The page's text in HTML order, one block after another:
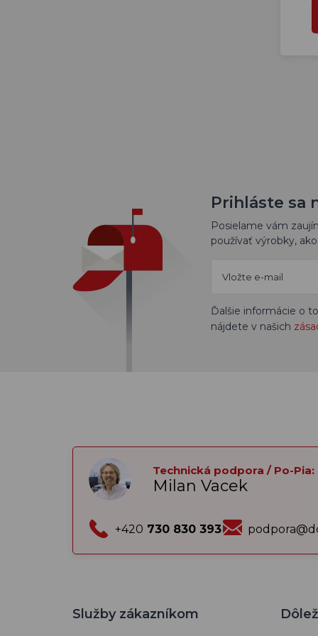
Prihláste sa
Posielame vám
používať výrobky,
Ďalšie informácie o
nájdete v našich
Technická podpora / Po-
Milan Vacek
+420 730 830 393
Služby zákazníkom